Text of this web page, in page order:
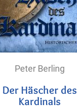
Peter Berling
Der Häscher des
Kardinals